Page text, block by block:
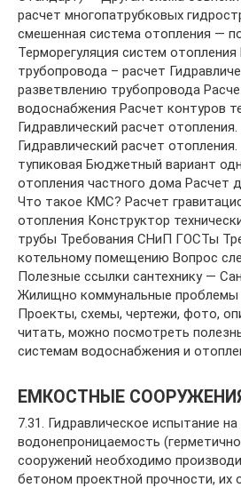
расчет многопатрубковых
смешенная система отопления —
Терморегуляция систем отопления
трубопровода – расчет
разветвлению трубопровода
водоснабжения Расчет контуров
Гидравлический расчет
Гидравлический расчет
тупиковая Бюджетный вариант
отопления частного дома Расчет
Что такое КМС? Расчет
отопления Конструктор
трубы Требования СНиП ГОСТы
котельному помещению Вопрос
Полезные ссылки сантехнику —
Жилищно коммунальные
Проекты, схемы, чертежи, фото,
читать, можно посмотреть
системам водоснабжения и
ЕМКОСТНЫЕ
7.31. Гидравлическое испытание на
водонепроницаемость
сооружений необходимо
бетоном проектной прочности, их